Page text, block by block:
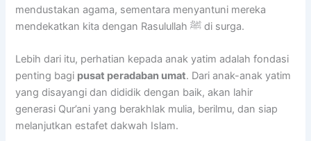
mendustakan agama, sementara menyantuni mereka
mendekatkan kita dengan Rasulullah ﷺ di surga.
Lebih dari itu, perhatian kepada anak yatim adalah fondasi
penting bagi pusat peradaban umat. Dari anak-anak yatim
yang disayangi dan dididik dengan baik, akan lahir
generasi Qur’ani yang berakhlak mulia, berilmu, dan siap
melanjutkan estafet dakwah Islam.